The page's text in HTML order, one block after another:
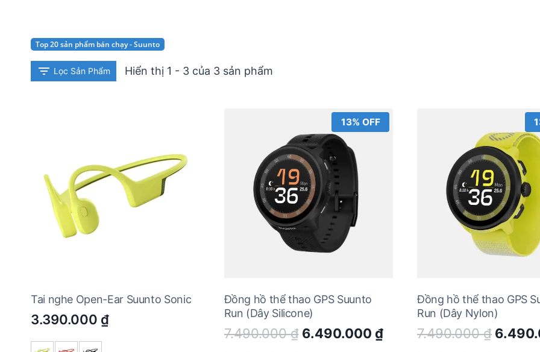
Top 20 sản phẩm bán chạy - Suunto
Lọc Sản Phẩm Hiển thị 1 - 3 của 3 sản phẩm
Tai nghe Open-Ear Suunto Sonic
3.390.000 ₫
13% OFF
Đồng hồ thể thao GPS Suunto
Run (Dây Silicone)
7.490.000₫ Original
6.490.000 ₫Current
Đồng hồ thể thao GPS
Run (Dây Nylon)
7.490.000₫